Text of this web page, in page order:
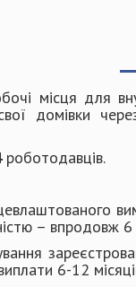
місця для
домівки
роботодавців.
– впродовж 6
6-12